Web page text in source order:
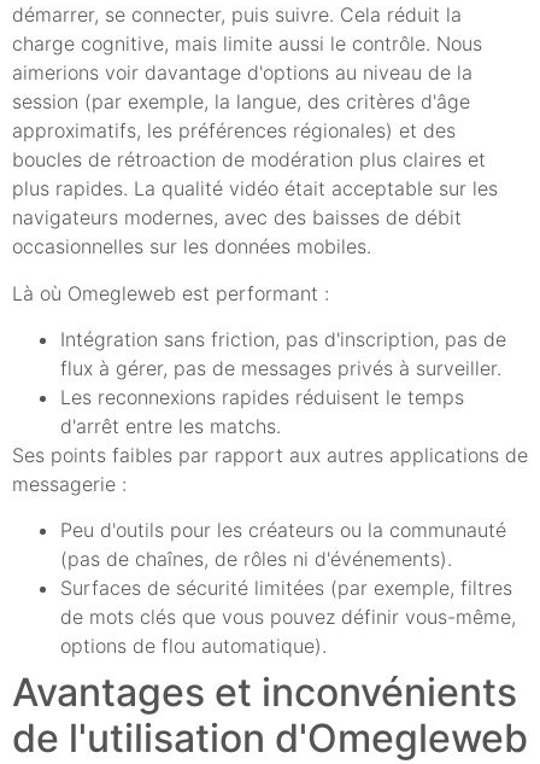
démarrer, se connecter, puis suivre. Cela réduit la
charge cognitive, mais limite aussi le contrôle. Nous
aimerions voir davantage d'options au niveau de la
session (par exemple, la langue, des critères d'âge
approximatifs, les préférences régionales) et des
boucles de rétroaction de modération plus claires et
plus rapides. La qualité vidéo était acceptable sur les
navigateurs modernes, avec des baisses de débit
occasionnelles sur les données mobiles.
Là où Omegleweb est performant :
Intégration sans friction, pas d'inscription, pas de
flux à gérer, pas de messages privés à surveiller.
Les reconnexions rapides réduisent le temps
d'arrêt entre les matchs.
Ses points faibles par rapport aux autres applications de
messagerie :
Peu d'outils pour les créateurs ou la communauté
(pas de chaînes, de rôles ni d'événements).
Surfaces de sécurité limitées (par exemple, filtres
de mots clés que vous pouvez définir vous-même,
options de flou automatique).
Avantages et inconvénients
de l'utilisation d'Omegleweb